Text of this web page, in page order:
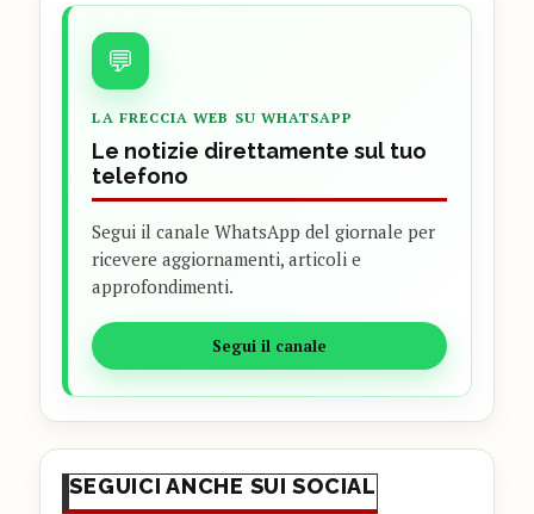
💬
LA FRECCIA WEB SU WHATSAPP
Le notizie direttamente sul tuo
telefono
Segui il canale WhatsApp del giornale per
ricevere aggiornamenti, articoli e
approfondimenti.
Segui il canale
SEGUICI ANCHE SUI SOCIAL